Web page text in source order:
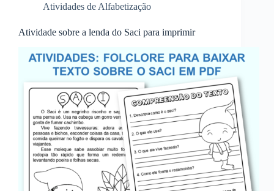
Atividades de Alfabetização
Atividade sobre a lenda do Saci para imprimir